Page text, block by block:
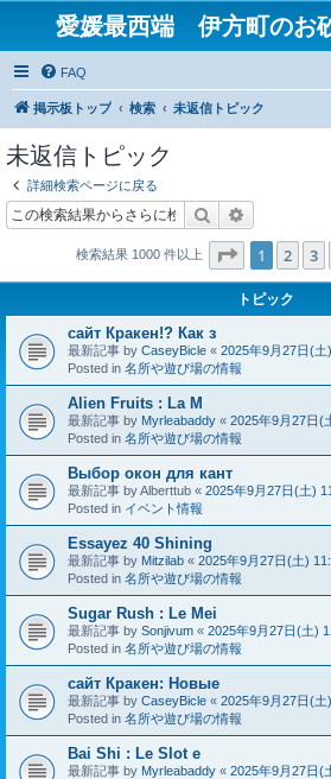
愛媛最西端 伊方町のお
FAQ
掲示板トップ 検索 未返信トピック
未返信トピック
詳細検索ページに戻る
検索
検索結果 1000 件以上 ページ1 ／
1 2 3
トピック
сайт Кракен!? Как з
最新記事 by CaseyBicle « 2025年9月27日(土
Posted in 名所や遊び場の情報
Alien Fruits : La M
最新記事 by Myrleabaddy « 2025年9月27日(
Posted in 名所や遊び場の情報
Выбор окон для кант
最新記事 byAlberttub « 2025年9月27日(土)
Posted in イベント情報
Essayez 40 Shining
最新記事 by Mitzilab « 2025年9月27日(土)
Posted in 名所や遊び場の情報
Sugar Rush : Le Mei
最新記事 by Sonjivum « 2025年9月27日(土)
Posted in 名所や遊び場の情報
сайт Кракен: Новые
最新記事 by CaseyBicle « 2025年9月27日(土
Posted in 名所や遊び場の情報
Bai Shi : Le Slot e
最新記事 by Myrleabaddy « 2025年9月27日(